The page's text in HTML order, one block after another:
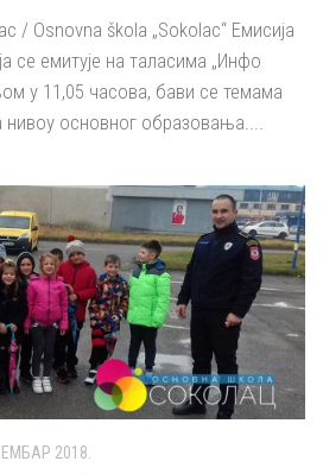
/ Osnovna škola „Sokolac“ Емисија
се емитује на таласима „Инфо
у 11,05 часова, бави се темама
нивоу основног образовања....
2018.